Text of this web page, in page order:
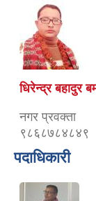
धिरेन्द्र बहादुर
नगर प्रवक्ता
९८६८७८४८४९
पदाधिकारी